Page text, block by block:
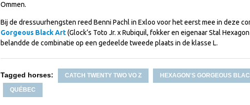
Ommen.
Bij de dressuurhengsten reed Benni Pachl in Exloo voor het eerst mee in deze
Gorgeous Black Art(Glock’s Toto Jr. x Rubiquil, fokker en eigenaar Stal
belandde de combinatie op een gedeelde tweede plaats in de klasse L.
Tagged horses: CATCH TWENTY TWO VO Z HEXAGON'S GORGEOUS
QUÉBEC